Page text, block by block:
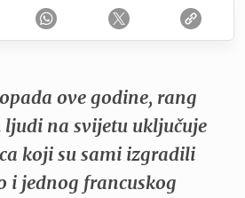
ove godine, rang
na svijetu uključuje
koji su sami izgradili
i jednog francuskog